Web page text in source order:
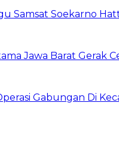
Samsat Soekarno
Jawa Barat Gerak
Gabungan Di